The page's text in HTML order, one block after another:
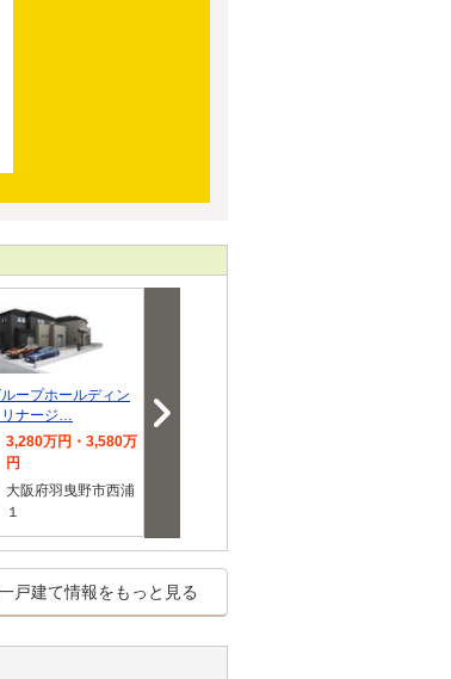
ープホールディン
ナージ…
3,280万円・3,580万
円
大阪府羽曳野市西浦
１
0万円～3880万円
戸建て情報をもっと見る